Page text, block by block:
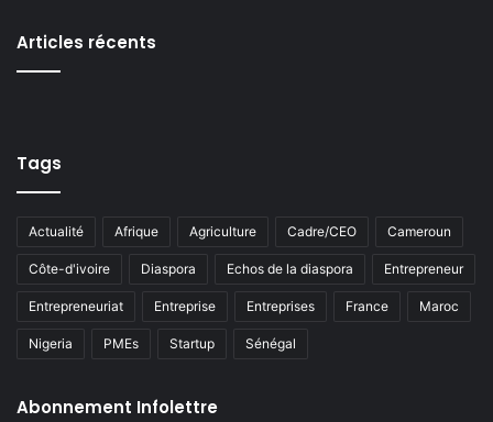
Articles récents
Tags
Actualité Afrique Agriculture Cadre/CEO Cameroun
Côte-d'ivoire Diaspora Echos de la diaspora Entrepreneur
Entrepreneuriat Entreprise Entreprises France Maroc
Nigeria PMEs Startup Sénégal
Abonnement Infolettre